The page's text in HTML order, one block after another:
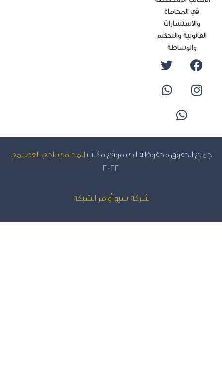
في المحاماة
والاستشارات
والتحكيم
والوساطة
الحقوق محفوظة لدى موقع مكتبالمحامي ناجي العصيمي
شركة سيو أوامر الشبكة